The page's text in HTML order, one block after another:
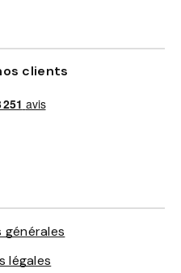
clients
légales